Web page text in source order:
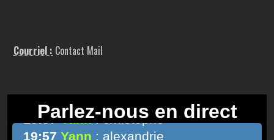
Courriel : Contact Mail